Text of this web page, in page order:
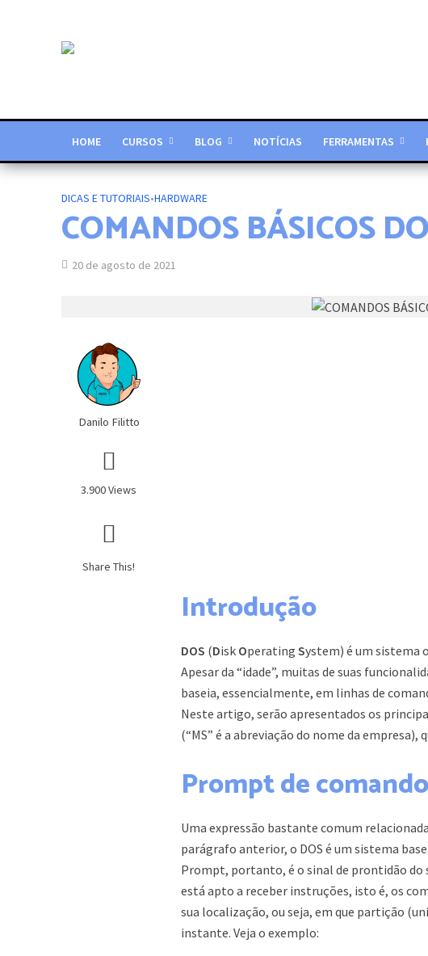
HOME CURSOS BLOG NOTÍCIAS FERRAMENTAS
DICAS E TUTORIAIS•HARDWARE
COMANDOS BÁSICOS
20 de agosto de 2021
Danilo Filitto
3.900 Views
Share This!
Introdução
DOS (Disk OperatingSystem) é um sistema
Apesar da “idade”, muitas de suas
baseia, essencialmente, em linhas de
Neste artigo, serão apresentados os
(“MS” é a abreviação do nome da empresa),
Prompt de comando
Uma expressão bastante comum relacionada
parágrafo anterior, o DOS é um sistema
Prompt, portanto, é o sinal de prontidão do
está apto a receber instruções, isto é, os
sua localização, ou seja, em que partição
instante. Veja o exemplo: